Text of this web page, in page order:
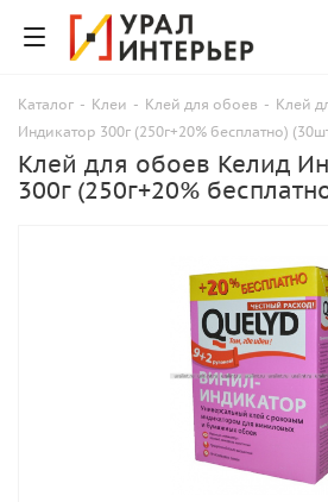
Каталог - Клеи - Клей для обоев - Клей
Индикатор 300г (250г+20% бесплатно)
Клей для обоев Келид
300г (250г+20%